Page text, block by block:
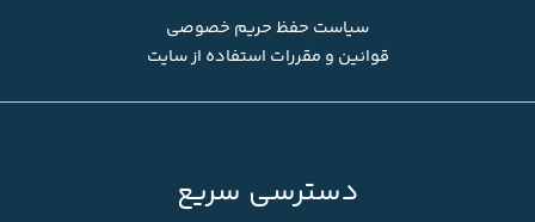
سیاست حفظ حریم خصوصی
قوانین و مقررات استفاده از سایت
دسترسی سریع